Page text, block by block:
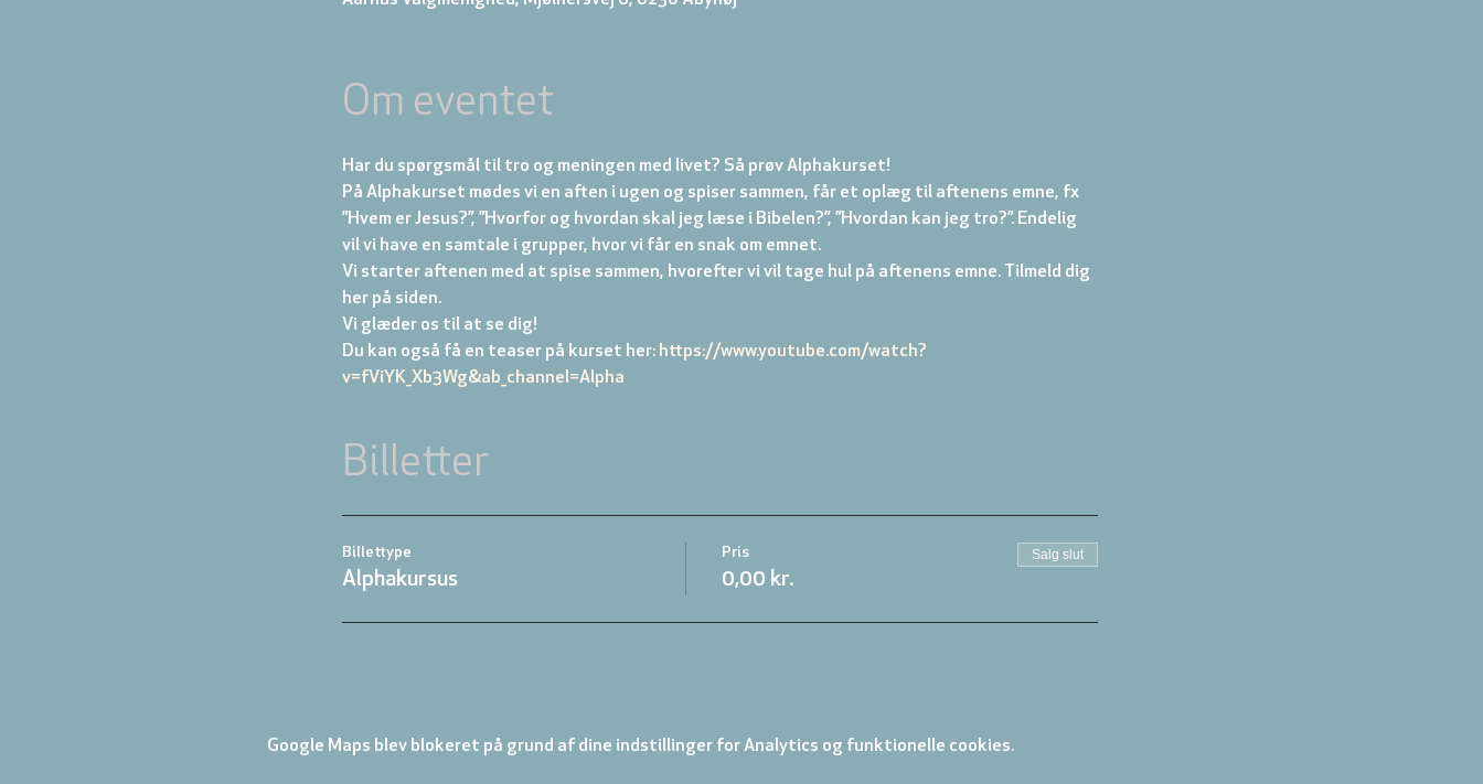
Om eventet
Har du spørgsmål til tro og meningen med livet? Så prøv Alphakurset!
På Alphakurset mødes vi en aften i ugen og spiser sammen, får et oplæg til aftenens emne, fx
”Hvem er Jesus?”, ”Hvorfor og hvordan skal jeg læse i Bibelen?”, ”Hvordan kan jeg tro?”. Endelig
vil vi have en samtale i grupper, hvor vi får en snak om emnet.
Vi starter aftenen med at spise sammen, hvorefter vi vil tage hul på aftenens emne. Tilmeld dig
her på siden.
Vi glæder os til at se dig!
Du kan også få en teaser på kurset her: https://www.youtube.com/watch?
v=fViYK_Xb3Wg&ab_channel=Alpha
Billetter
Billettype
Alphakursus
Pris
0,00 kr.
Salg slut
Google Maps blev blokeret på grund af dine indstillinger for Analytics og funktionelle cookies.